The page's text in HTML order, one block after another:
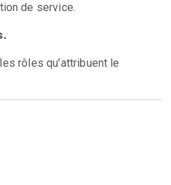
de service.
rôles qu’attribuent le